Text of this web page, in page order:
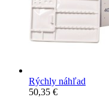
Rýchly náhľad
50,35 €